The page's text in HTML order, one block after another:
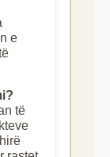
e
të